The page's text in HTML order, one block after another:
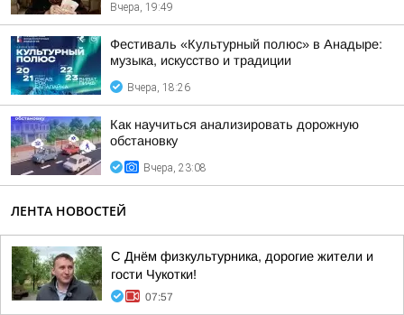
Вчера, 19:49
Фестиваль «Культурный полюс» в Анадыре:
музыка, искусство и традиции
Вчера, 18:26
Как научиться анализировать дорожную
обстановку
Вчера, 23:08
ЛЕНТА НОВОСТЕЙ
С Днём физкультурника, дорогие жители и
гости Чукотки!
07:57